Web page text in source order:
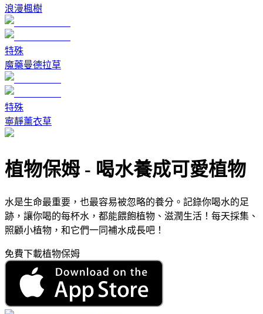
浪漫楓樹
特殊
魔藥曼德拉草
特殊
寧靜薰衣草
植物保姆 - 喝水養成可愛植物
水是生命最重要，也最容易被忽略的養分。記錄你喝水的足
跡，讓你喝的每杯水，都能餵飽植物、滋潤生活！每天採集、
照顧小植物，和它們一同補水成長吧！
免費下載植物保姆